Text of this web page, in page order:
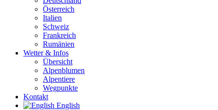
Österreich
Italien
Schweiz
Frankreich
Rumänien
Wetter & Infos
Übersicht
Alpenblumen
Alpentiere
Wegpunkte
Kontakt
English